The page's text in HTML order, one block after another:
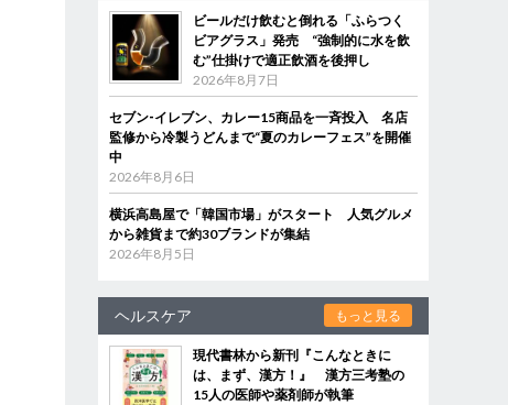
ビールだけ飲むと倒れる「ふらつく
ビアグラス」発売 “強制的に水を飲
む”仕掛けで適正飲酒を後押し
2026年8月7日
セブン‐イレブン、カレー15商品を一斉投入 名店
監修から冷製うどんまで“夏のカレーフェス”を開催
中
2026年8月6日
横浜高島屋で「韓国市場」がスタート 人気グルメ
から雑貨まで約30ブランドが集結
2026年8月5日
ヘルスケア もっと見る
現代書林から新刊『こんなときに
は、まず、漢方！』 漢方三考塾の
15人の医師や薬剤師が執筆